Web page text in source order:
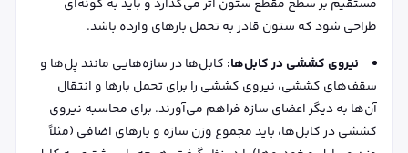
مستقیم بر سطح مقطع ستون اثر می‌گذارد و باید به گونه‌ای
طراحی شود که ستون قادر به تحمل بارهای وارده باشد.
نیروی کششی در کابل‌ها: کابل‌ها در سازه‌هایی مانند پل‌ها و
سقف‌های کششی، نیروی کششی را برای تحمل بارها و انتقال
آن‌ها به دیگر اعضای سازه فراهم می‌آورند. برای محاسبه نیروی
کششی در کابل‌ها، باید مجموع وزن سازه و بارهای اضافی (مثلاً